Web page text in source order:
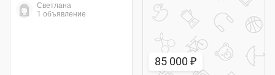
Светлана
1 объявление
85 000 ₽